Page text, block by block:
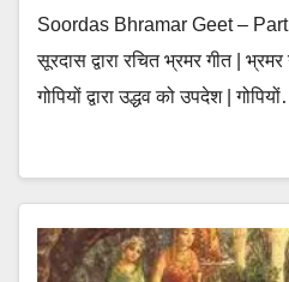
Soordas Bhramar Geet – Part
सूरदास द्वारा रचित भ्रमर गीत |
गोपियों द्वारा उद्धव को उपदेश |